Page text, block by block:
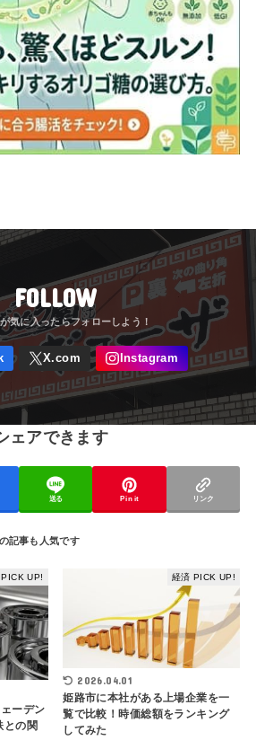
FOLLOW
ェアできます
送る Pin it リンク
UP!
ーデン
との関
経済 PICK UP!
2026.04.01
姫路市に本社がある上場企業を一
覧で比較！時価総額をランキング
してみた